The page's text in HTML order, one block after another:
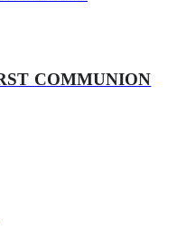
COMMUNION